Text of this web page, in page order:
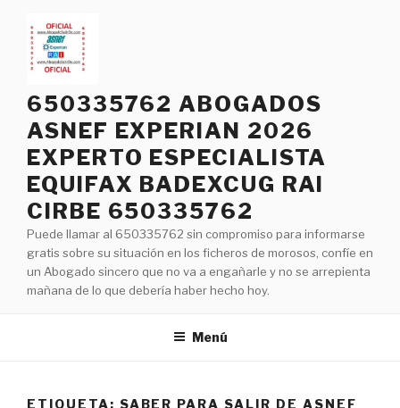
contenido
650335762 ABOGADOS
ASNEF EXPERIAN 2026
EXPERTO ESPECIALISTA
EQUIFAX BADEXCUG RAI
CIRBE 650335762
Puede llamar al 650335762 sin compromiso para informarse
gratis sobre su situación en los ficheros de morosos, confíe en
un Abogado sincero que no va a engañarle y no se arrepienta
mañana de lo que debería haber hecho hoy.
Menú
ETIQUETA: SABER PARA SALIR DE ASNEF